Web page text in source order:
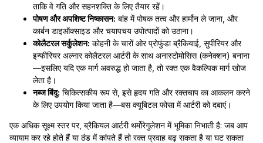
ताकि वे गति और सहनशक्ति के लिए तैयार रहें।
पोषण और अपशिष्ट निष्कासन: बांह में पोषक तत्व और हार्मोन ले जाना, और
कार्बन डाइऑक्साइड और चयापचय उपोत्पादों को उठाना।
कोलैटरल सर्कुलेशन: कोहनी के चारों ओर प्रोफुंडा ब्रैकियाई, सुपीरियर और
इन्फीरियर अल्नार कोलैटरल आर्टरी के साथ अनास्टोमोसिस (कनेक्शन) बनाना
—इसलिए यदि एक मार्ग अवरुद्ध हो जाता है, तो रक्त एक वैकल्पिक मार्ग खोज
लेता है।
नब्ज बिंदु: चिकित्सकीय रूप से, इसे हृदय गति और रक्तचाप का आकलन करने
के लिए उपयोग किया जाता है—बस क्यूबिटल फोसा में आर्टरी को दबाएं।
एक अधिक सूक्ष्म स्तर पर, ब्रैकियल आर्टरी थर्मोरेगुलेशन में भूमिका निभाती है: जब आप
व्यायाम कर रहे होते हैं या ठंड में कांपते हैं तो रक्त प्रवाह बढ़ सकता है या घट सकता